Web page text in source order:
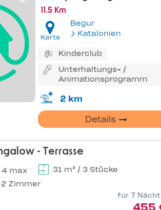
11.5 Km
Karte
Begur
Katalonien
Kinderclub
Unterhaltungs- /
Animationsprogramm
2 km
Details
- Terrasse
4 max
31 m² / 3 Stücke
2 Zimmer
für 7